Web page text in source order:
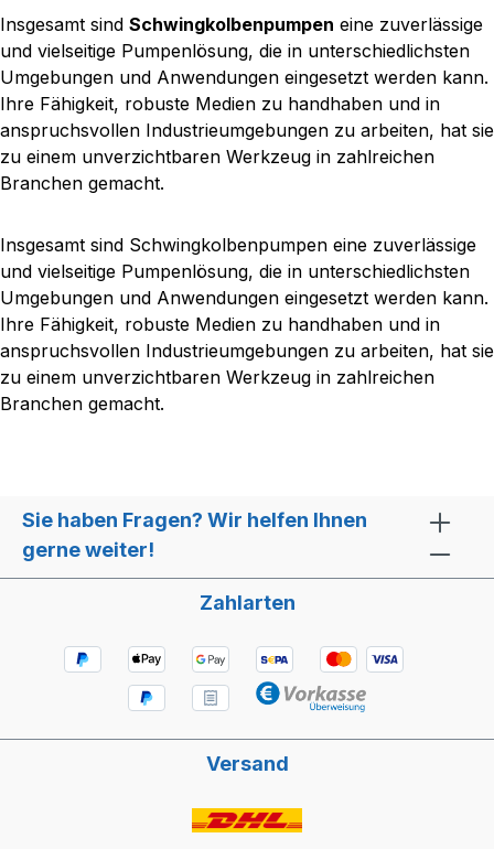
Insgesamt sind Schwingkolbenpumpen eine zuverlässige
und vielseitige Pumpenlösung, die in unterschiedlichsten
Umgebungen und Anwendungen eingesetzt werden kann.
Ihre Fähigkeit, robuste Medien zu handhaben und in
anspruchsvollen Industrieumgebungen zu arbeiten, hat sie
zu einem unverzichtbaren Werkzeug in zahlreichen
Branchen gemacht.
Insgesamt sind Schwingkolbenpumpen eine zuverlässige
und vielseitige Pumpenlösung, die in unterschiedlichsten
Umgebungen und Anwendungen eingesetzt werden kann.
Ihre Fähigkeit, robuste Medien zu handhaben und in
anspruchsvollen Industrieumgebungen zu arbeiten, hat sie
zu einem unverzichtbaren Werkzeug in zahlreichen
Branchen gemacht.
Sie haben Fragen? Wir helfen Ihnen
gerne weiter!
Zahlarten
Versand